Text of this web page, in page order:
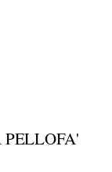
PELLOFA'